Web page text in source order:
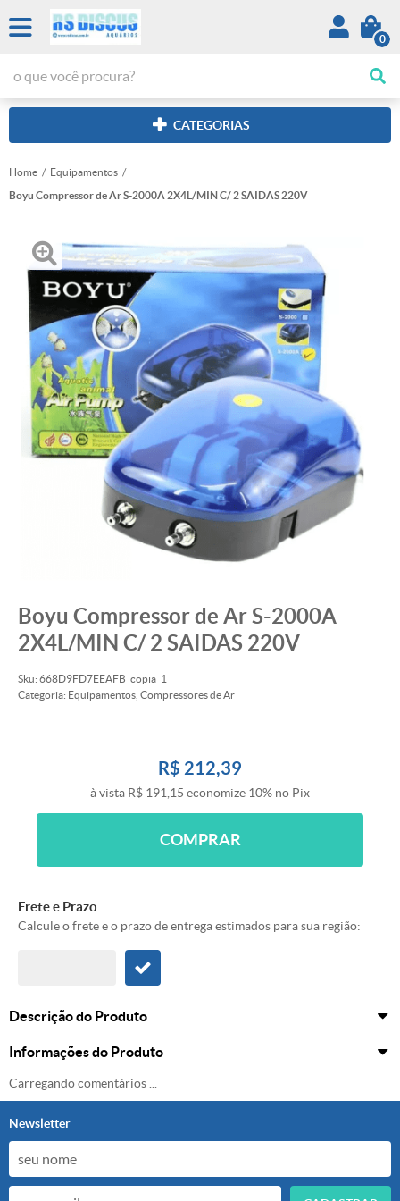
0
CATEGORIAS
Home
Equipamentos
Boyu Compressor de Ar S-2000A 2X4L/MIN C/ 2 SAIDAS 220V
Boyu Compressor de Ar S-2000A
2X4L/MIN C/ 2 SAIDAS 220V
Sku: 668D9FD7EEAFB_copia_1
Categoria: Equipamentos Compressores de Ar
R$ 212,39
à vista R$ 191,15 economize 10% no Pix
COMPRAR
Frete e Prazo
Calcule o frete e o prazo de entrega estimados para sua região:
Descrição do Produto
Informações do Produto
Carregando comentários ...
Newsletter